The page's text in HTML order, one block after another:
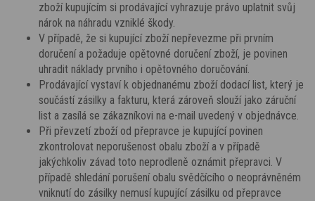
zboží kupujícím si prodávající vyhrazuje právo uplatnit svůj
nárok na náhradu vzniklé škody.
V případě, že si kupující zboží nepřevezme při prvním
doručení a požaduje opětovné doručení zboží, je povinen
uhradit náklady prvního i opětovného doručování.
Prodávající vystaví k objednanému zboží dodací list, který je
součástí zásilky a fakturu, která zároveň slouží jako záruční
list a zasílá se zákazníkovi na e-mail uvedený v objednávce.
Při převzetí zboží od přepravce je kupující povinen
zkontrolovat neporušenost obalu zboží a v případě
jakýchkoliv závad toto neprodleně oznámit přepravci. V
případě shledání porušení obalu svědčícího o neoprávněném
vniknutí do zásilky nemusí kupující zásilku od přepravce